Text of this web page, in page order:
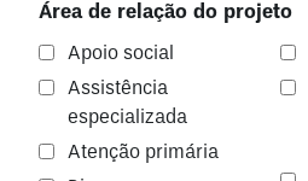
Área de relação do projeto
Apoio social
Assistência
especializada
Atenção primária